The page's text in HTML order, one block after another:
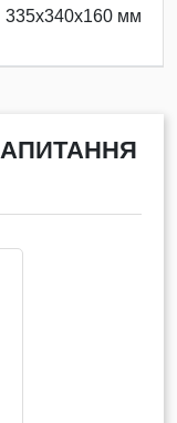
335х340х160 мм